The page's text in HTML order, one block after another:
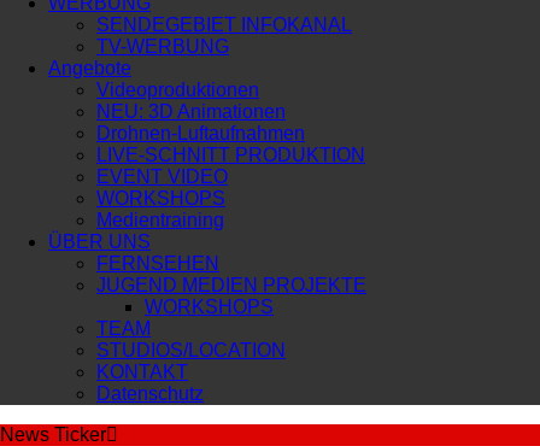
SENDEGEBIET INFOKANAL
TV-WERBUNG
Angebote
Videoproduktionen
NEU: 3D Animationen
Drohnen-Luftaufnahmen
LIVE-SCHNITT PRODUKTION
EVENT VIDEO
WORKSHOPS
Medientraining
ÜBER UNS
FERNSEHEN
JUGEND MEDIEN PROJEKTE
WORKSHOPS
TEAM
STUDIOS/LOCATION
KONTAKT
Datenschutz
News Ticker